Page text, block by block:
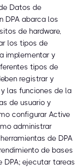
Datos de
DPA abarca los
de hardware,
los tipos de
implementar y
tipos de
registrar y
las funciones de la
de usuario y
configurar Active
administrar
de DPA
de bases
ejecutar tareas